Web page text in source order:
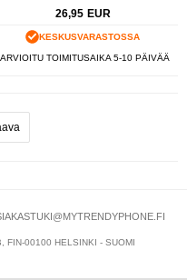
26,95 EUR
KESKUSVARASTOSSA
ARVIOITU TOIMITUSAIKA 5-10 PÄIVÄÄ
FIN-00100 HELSINKI - SUOMI